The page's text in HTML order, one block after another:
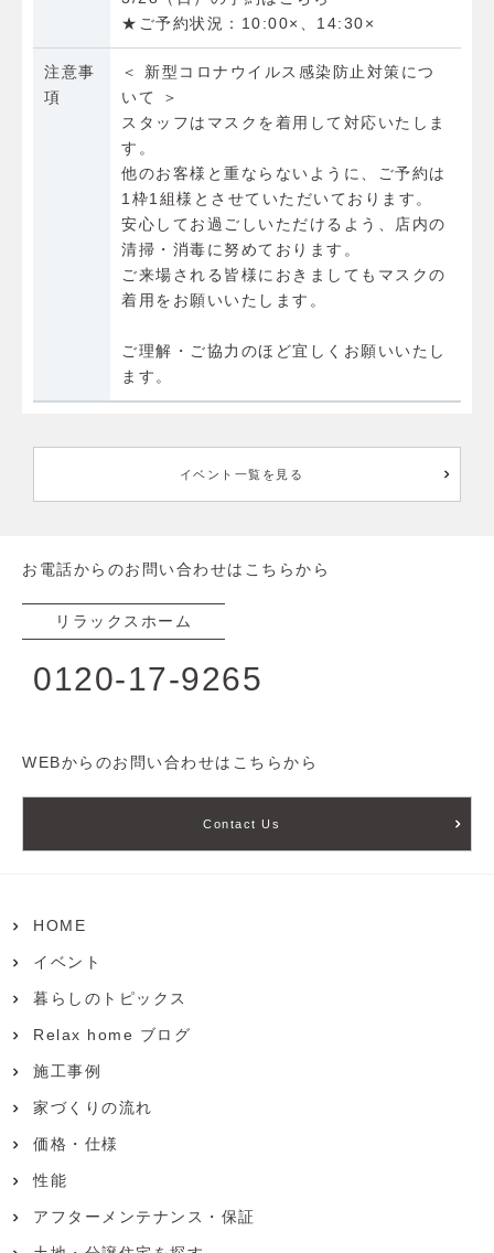
★ご予約状況：10:00×、14:30×
注意事
項
＜ 新型コロナウイルス感染防止対策につ
いて ＞
スタッフはマスクを着用して対応いたしま
す。
他のお客様と重ならないように、ご予約は
1枠1組様とさせていただいております。
安心してお過ごしいただけるよう、店内の
清掃・消毒に努めております。
ご来場される皆様におきましてもマスクの
着用をお願いいたします。
ご理解・ご協力のほど宜しくお願いいたし
ます。
イベント一覧を見る
お電話からのお問い合わせはこちらから
リラックスホーム
0120-17-9265
WEBからのお問い合わせはこちらから
Contact Us
HOME
イベント
暮らしのトピックス
Relax home ブログ
施工事例
家づくりの流れ
価格・仕様
性能
アフターメンテナンス・保証